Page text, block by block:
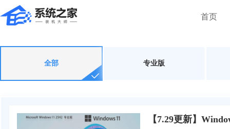
首页
全部 专业版
【7.29更新】